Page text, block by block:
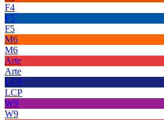
F4
F5
F5
M6
M6
Arte
Arte
LCP
LCP
W9
W9